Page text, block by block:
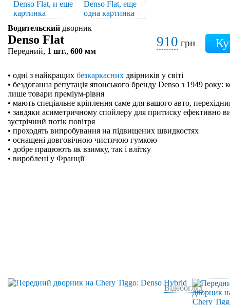
Водительский дворник
Denso Flat
Передний, 1 шт., 600 мм
910 грн
• одні з найкращих безкаркасних двірників у світі
• бездоганна репутація японського бренду Denso з 1949 року:
лише товари преміум-рівня
• мають спеціальне кріплення саме для вашого авто,
• завдяки асиметричному спойлеру для притиску ефективно
зустрічний потік повітря
• проходять випробування на підвищених швидкостях
• оснащені довговічною чистячою гумкою
• добре працюють як взимку, так і влітку
• вироблені у Франції
Відеоогляд